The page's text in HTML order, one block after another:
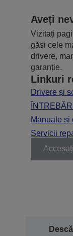
Aveți
Vizitați
găsi cele
drivere,
garanție.
Linkuri
Drivere și
Manuale și
Servicii